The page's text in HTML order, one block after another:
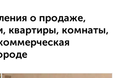
о продаже,
квартиры, комнаты,